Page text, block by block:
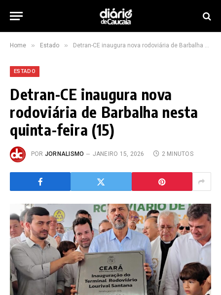
Home » Estado » Detran-CE inaugura nova rodoviária de Barbalha nesta quinta-feira (15)
ESTADO
Detran-CE inaugura nova
rodoviária de Barbalha nesta
quinta-feira (15)
POR JORNALISMO JANEIRO 15, 2026 2 MINUTOS